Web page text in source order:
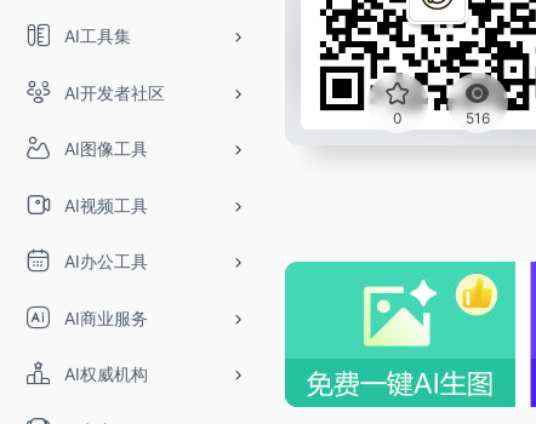
AI工具集
AI开发者社区
AI图像工具
AI视频工具
AI办公工具
AI商业服务
AI权威机构
0 516